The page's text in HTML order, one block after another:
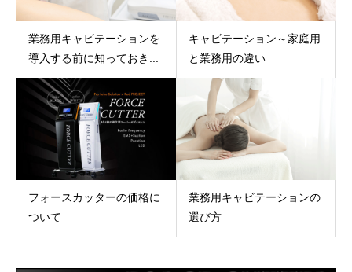
業務用キャビテーションを
導入する前に知っておき...
キャビテーション～家庭用
と業務用の違い
フォースカッターの価格に
ついて
業務用キャビテーションの
選び方